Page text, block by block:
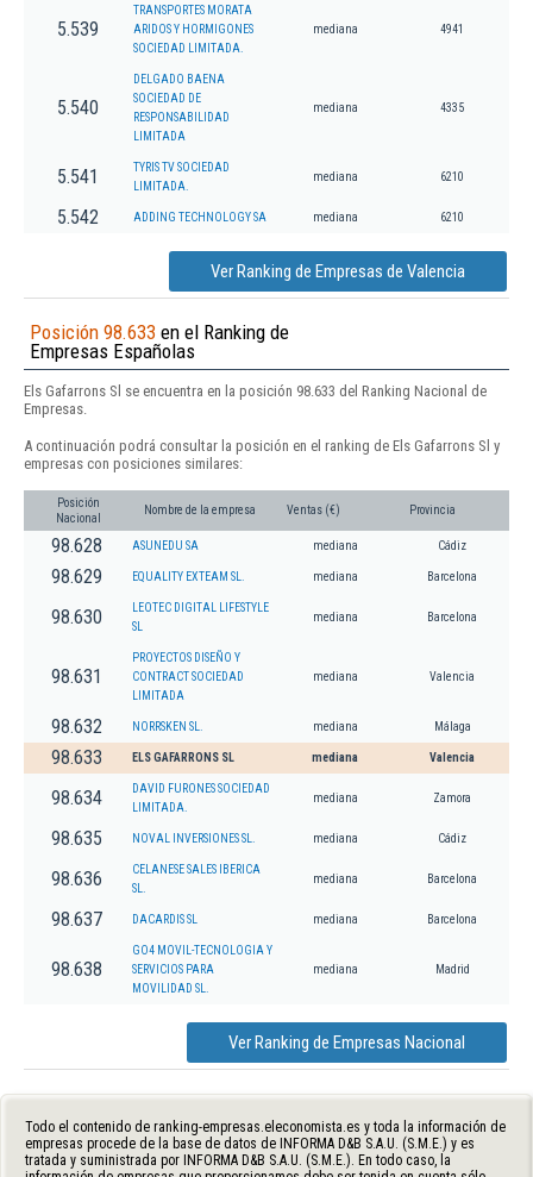
5.539
TRANSPORTES MORATA
ARIDOS Y HORMIGONES
SOCIEDAD LIMITADA.
mediana 4941
5.540
DELGADO BAENA
SOCIEDAD DE
RESPONSABILIDAD
LIMITADA
mediana 4335
5.541
TYRIS TV SOCIEDAD
LIMITADA.
mediana 6210
5.542 ADDING TECHNOLOGY SA mediana 6210
Ver Ranking de Empresas de Valencia
Posición 98.633 en el Ranking de
Empresas Españolas
Els Gafarrons Sl se encuentra en la posición 98.633 del Ranking Nacional de
Empresas.
A continuación podrá consultar la posición en el ranking de Els Gafarrons Sl y
empresas con posiciones similares:
Posición
Nacional
Nombre de la empresa Ventas (€) Provincia
98.628 ASUNEDU SA mediana Cádiz
98.629 EQUALITY EXTEAM SL. mediana Barcelona
98.630
LEOTEC DIGITAL LIFESTYLE
SL
mediana Barcelona
98.631
PROYECTOS DISEÑO Y
CONTRACT SOCIEDAD
LIMITADA
mediana Valencia
98.632 NORRSKEN SL. mediana Málaga
98.633 ELS GAFARRONS SL mediana Valencia
98.634
DAVID FURONES SOCIEDAD
LIMITADA.
mediana Zamora
98.635 NOVAL INVERSIONES SL. mediana Cádiz
98.636
CELANESE SALES IBERICA
SL.
mediana Barcelona
98.637 DACARDIS SL mediana Barcelona
98.638
GO4 MOVIL-TECNOLOGIA Y
SERVICIOS PARA
MOVILIDAD SL.
mediana Madrid
Ver Ranking de Empresas Nacional
Todo el contenido de ranking-empresas.eleconomista.es y toda la información de
empresas procede de la base de datos de INFORMA D&B S.A.U. (S.M.E.) y es
tratada y suministrada por INFORMA D&B S.A.U. (S.M.E.). En todo caso, la